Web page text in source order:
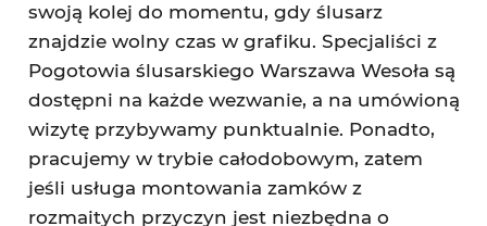
swoją kolej do momentu, gdy ślusarz
znajdzie wolny czas w grafiku. Specjaliści z
Pogotowia ślusarskiego Warszawa Wesoła są
dostępni na każde wezwanie, a na umówioną
wizytę przybywamy punktualnie. Ponadto,
pracujemy w trybie całodobowym, zatem
jeśli usługa montowania zamków z
rozmaitych przyczyn jest niezbędna o